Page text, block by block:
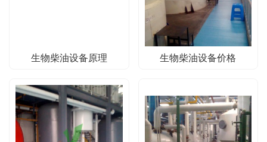
生物柴油设备原理 生物柴油设备价格